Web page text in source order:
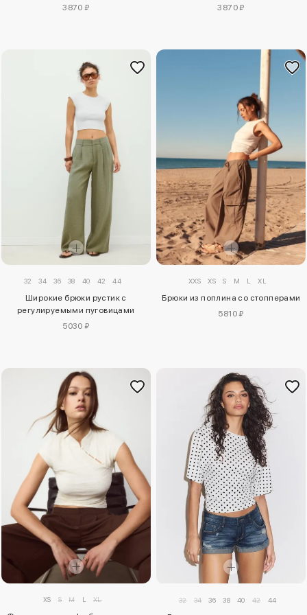
3870 ₽ 3870 ₽
32 34 36 38 40 42 44
Широкие брюки рустик с
регулируемыми пуговицами
5030 ₽
XXS XS S M L XL
Брюки из поплина со стопперами
5810 ₽
XS S M L XL 32 34 36 38 40 42 44